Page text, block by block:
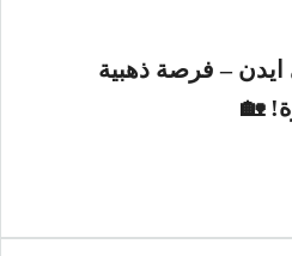
– فرصة ذهبية
🏡